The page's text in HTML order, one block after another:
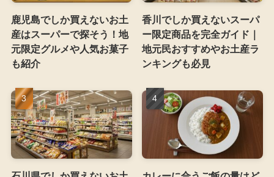
鹿児島でしか買えないお土
産はスーパーで探そう！地
元限定グルメや人気お菓子
も紹介
香川でしか買えないスーパ
ー限定商品を完全ガイド｜
地元民おすすめやお土産ラ
ンキングも必見